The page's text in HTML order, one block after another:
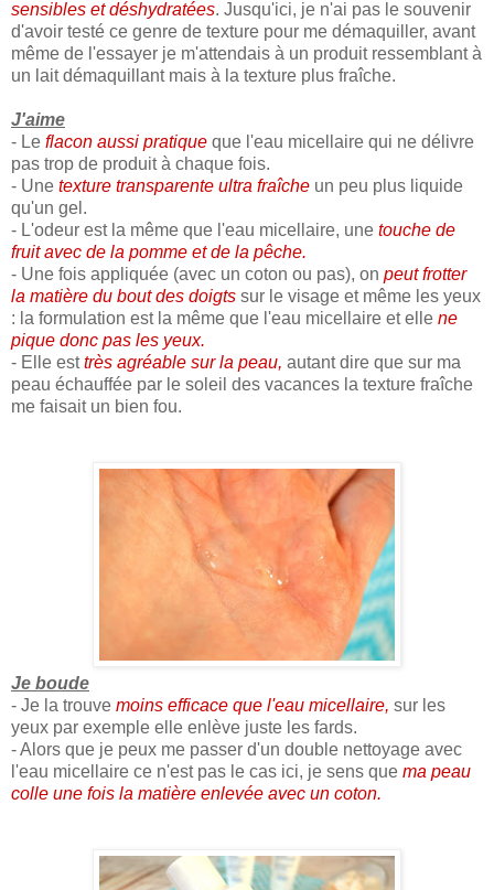
sensibles et déshydratées. Jusqu'ici, je n'ai pas le souvenir
d'avoir testé ce genre de texture pour me démaquiller, avant
même de l'essayer je m'attendais à un produit ressemblant à
un lait démaquillant mais à la texture plus fraîche.
J'aime
- Le flacon aussi pratique que l'eau micellaire qui ne délivre
pas trop de produit à chaque fois.
- Une texture transparente ultra fraîche un peu plus liquide
qu'un gel.
- L'odeur est la même que l'eau micellaire, une touche de
fruit avec de la pomme et de la pêche.
- Une fois appliquée (avec un coton ou pas), on peut frotter
la matière du bout des doigts sur le visage et même les yeux
: la formulation est la même que l'eau micellaire et elle ne
pique donc pas les yeux.
- Elle esttrès agréable sur la peau, autant dire que sur ma
peau échauffée par le soleil des vacances la texture fraîche
me faisait un bien fou.
Je boude
- Je la trouve moins efficace que l'eau micellaire, sur les
yeux par exemple elle enlève juste les fards.
- Alors que je peux me passer d'un double nettoyage avec
l'eau micellaire ce n'est pas le cas ici, je sens que ma peau
colle une fois la matière enlevée avec un coton.